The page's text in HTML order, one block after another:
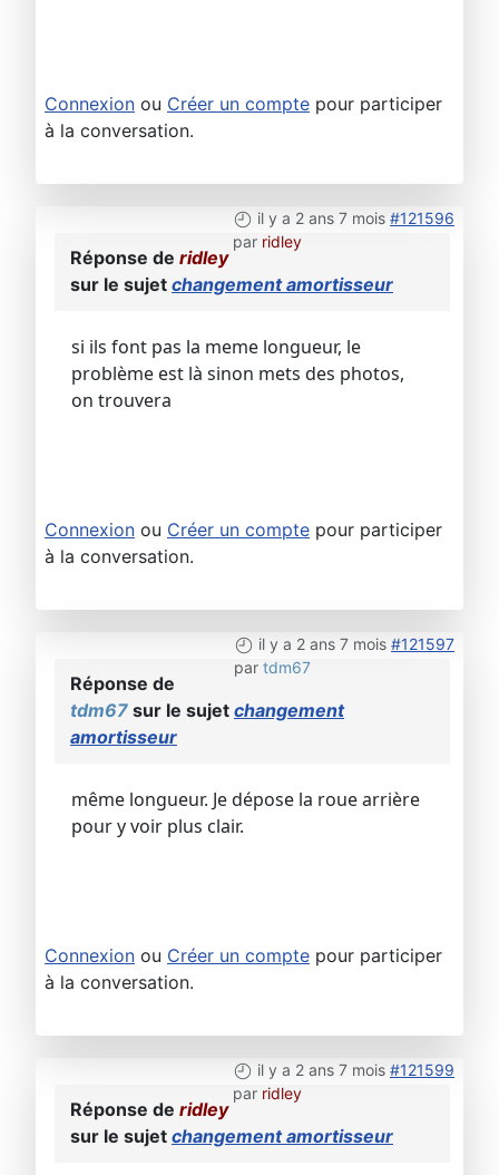
Connexion ou Créer un compte pour participer
à la conversation.
il y a 2 ans 7 mois #121596
par ridley
Réponse de ridley
sur le sujet changement amortisseur
si ils font pas la meme longueur, le
problème est là sinon mets des photos,
on trouvera
Connexion ou Créer un compte pour participer
à la conversation.
il y a 2 ans 7 mois #121597
par tdm67
Réponse de
tdm67 sur le sujet changement
amortisseur
même longueur. Je dépose la roue arrière
pour y voir plus clair.
Connexion ou Créer un compte pour participer
à la conversation.
il y a 2 ans 7 mois #121599
par ridley
Réponse de ridley
sur le sujet changement amortisseur